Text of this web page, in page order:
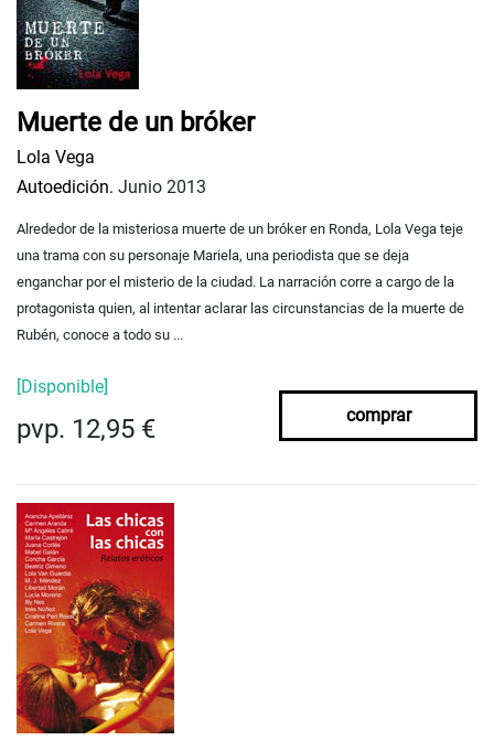
Muerte de un bróker
Lola Vega
Autoedición. Junio 2013
Alrededor de la misteriosa muerte de un bróker en Ronda, Lola Vega teje
una trama con su personaje Mariela, una periodista que se deja
enganchar por el misterio de la ciudad. La narración corre a cargo de la
protagonista quien, al intentar aclarar las circunstancias de la muerte de
Rubén, conoce a todo su ...
[Disponible]
pvp. 12,95 € comprar